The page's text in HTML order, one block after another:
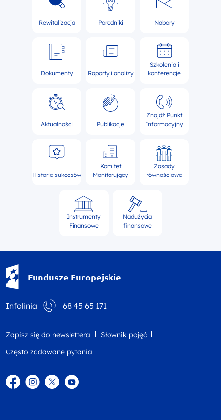
Rewitalizacja Poradniki Nabory
Dokumenty Raporty i analizy
Szkolenia i
konferencje
Aktualności Publikacje
Znajdź Punkt
Informacyjny
Historie sukcesów
Komitet
Monitorujący
Zasady
równościowe
Instrumenty
Finansowe
Nadużycia
finansowe
Fundusze Europejskie
Infolinia 68 45 65 171
Zapisz się do newslettera
Słownik pojęć
Często zadawane pytania
FacebookInstagram
TwitterYouTube